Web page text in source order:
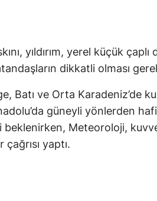
yıldırım, yerel küçük
dikkatli olması
Batı ve Orta Karadeniz’de
güneyli yönlerden
beklenirken, Meteoroloji,
yaptı.